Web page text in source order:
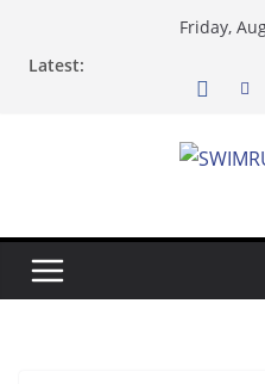
Friday,
Latest: